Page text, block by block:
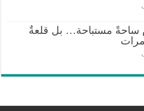
ساحةً مستباحة… بل قلعةٌ